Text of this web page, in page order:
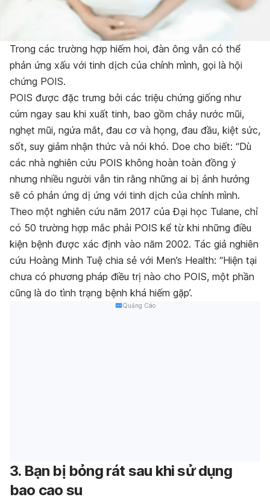
Trong các trường hợp hiếm hoi, đàn ông vẫn có thể
phản ứng xấu với tinh dịch của chính mình, gọi là hội
chứng POIS.
POIS được đặc trưng bởi các triệu chứng giống như
cúm ngay sau khi xuất tinh, bao gồm chảy nước mũi,
nghẹt mũi, ngứa mắt, đau cơ và họng, đau đầu, kiệt sức,
sốt, suy giảm nhận thức và nói khó. Doe cho biết: “Dù
các nhà nghiên cứu POIS không hoàn toàn đồng ý
nhưng nhiều người vẫn tin rằng những ai bị ảnh hưởng
sẽ có phản ứng dị ứng với tinh dịch của chính mình.
Theo một nghiên cứu năm 2017 của Đại học Tulane, chỉ
có 50 trường hợp mắc phải POIS kể từ khi những điều
kiện bệnh được xác định vào năm 2002. Tác giả nghiên
cứu Hoàng Minh Tuệ chia sẻ với Men’s Health: “Hiện tại
chưa có phương pháp điều trị nào cho POIS, một phần
cũng là do tình trạng bệnh khá hiếm gặp’.
Quảng Cáo
3. Bạn bị bỏng rát sau khi sử dụng
bao cao su